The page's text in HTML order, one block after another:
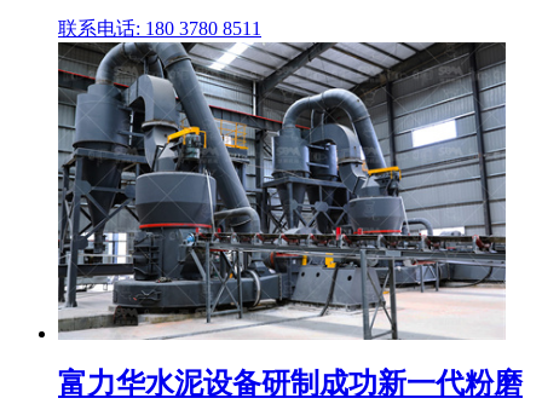
联系电话: 180 3780 8511
富力华水泥设备研制成功新一代粉磨